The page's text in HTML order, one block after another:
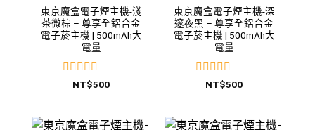
東京魔盒電子煙主機-淺
茶微棕 – 尊享全鋁合金
電子菸主機 | 500mAh大
電量
評
滿
NT$500
東京魔盒電子煙主機-深
邃夜黑 – 尊享全鋁合金
電子菸主機 | 500mAh大
電量
評
滿
NT$500